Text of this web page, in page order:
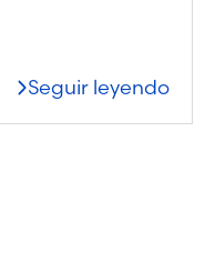
Seguir leyendo